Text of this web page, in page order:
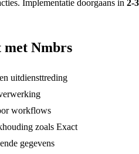
Implementatie doorgaans in 2-
met Nmbrs
uitdiensttreding
workflows
zoals Exact
gegevens